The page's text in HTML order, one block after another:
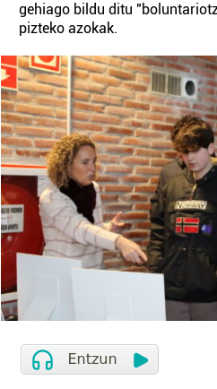
gehiago bildu ditu
pizteko azokak.